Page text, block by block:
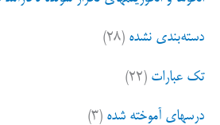
دسته‌بندی نشده (۲۸)
تک عبارات (۲۲)
درسهای آموخته شده (۳)